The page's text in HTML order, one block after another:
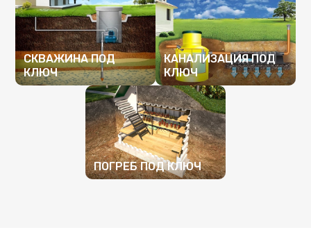
ПОДРОБНЕЕ ПОДРОБНЕЕ
СКВАЖИНА ПОД
КЛЮЧ
ПОДРОБНЕЕ
КАНАЛИЗАЦИЯ ПОД
КЛЮЧ
ПОДРОБНЕЕ
ПОГРЕБ ПОД КЛЮЧ